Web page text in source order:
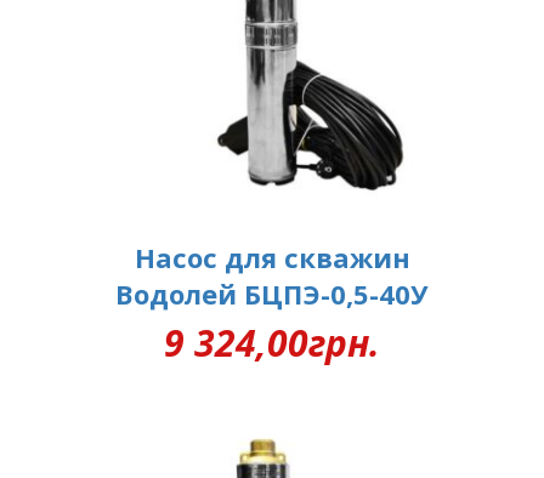
Насос для скважин
Водолей БЦПЭ-0,5-40У
9 324,00грн.